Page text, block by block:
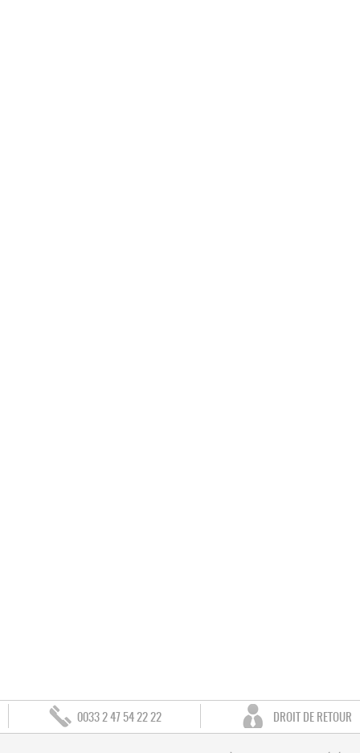
0033 2 47 54 22 22 DROIT DE RETOUR